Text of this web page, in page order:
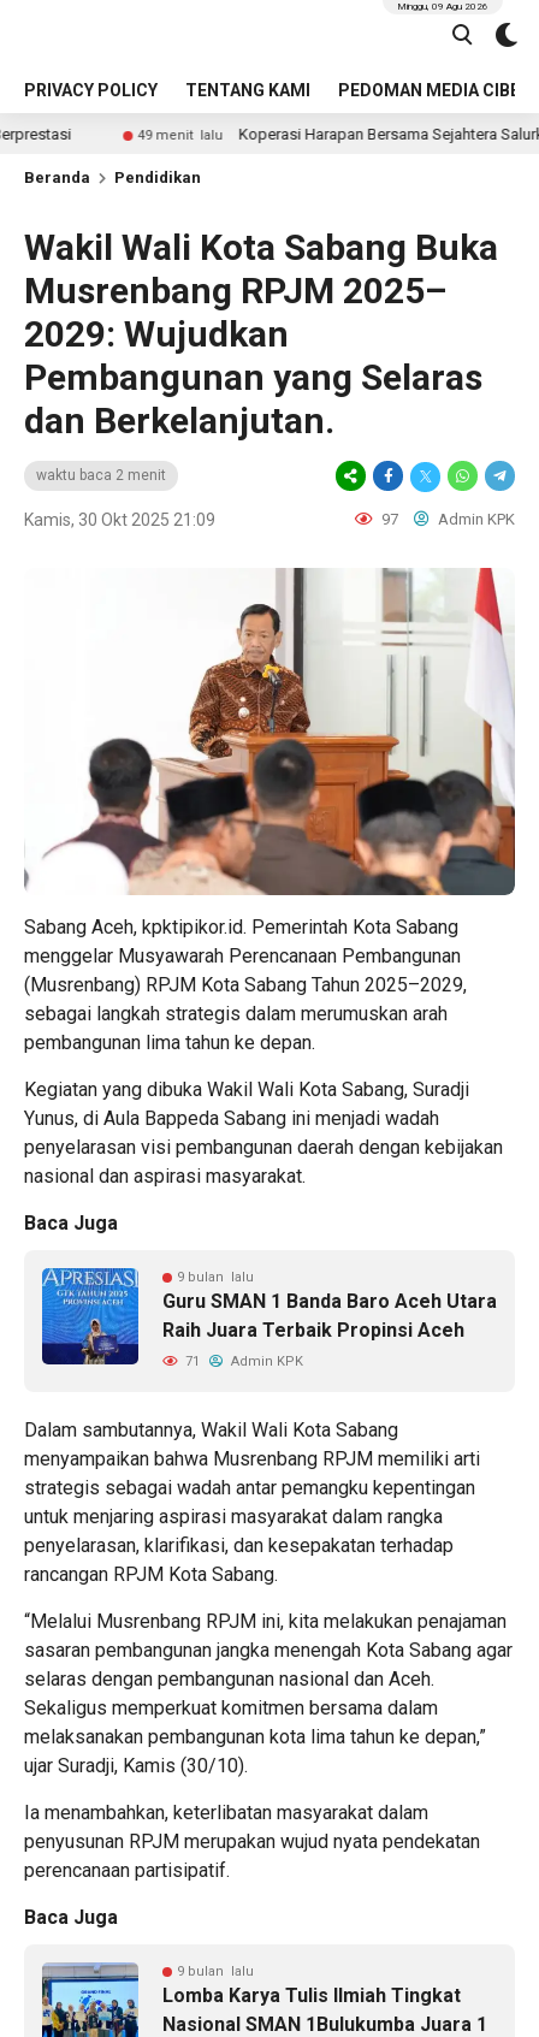
PRIVACY POLICY TENTANG KAMI PEDOMAN MEDIA CIBER
Minggu, 09 Agu 2026
49 menit lalu Koperasi Harapan Bersama Sejahtera Salurkan Dana CPP
Beranda Pendidikan
Wakil Wali Kota Sabang Buka
Musrenbang RPJM 2025–
2029: Wujudkan
Pembangunan yang Selaras
dan Berkelanjutan.
waktu baca 2 menit
Kamis, 30 Okt 2025 21:09 97 Admin KPK
Sabang Aceh, kpktipikor.id. Pemerintah Kota Sabang
menggelar Musyawarah Perencanaan Pembangunan
(Musrenbang) RPJM Kota Sabang Tahun 2025–2029,
sebagai langkah strategis dalam merumuskan arah
pembangunan lima tahun ke depan.
Kegiatan yang dibuka Wakil Wali Kota Sabang, Suradji
Yunus, di Aula Bappeda Sabang ini menjadi wadah
penyelarasan visi pembangunan daerah dengan kebijakan
nasional dan aspirasi masyarakat.
Baca Juga
9 bulan lalu
Guru SMAN 1 Banda Baro Aceh Utara
Raih Juara Terbaik Propinsi Aceh
71 Admin KPK
Dalam sambutannya, Wakil Wali Kota Sabang
menyampaikan bahwa Musrenbang RPJM memiliki arti
strategis sebagai wadah antar pemangku kepentingan
untuk menjaring aspirasi masyarakat dalam rangka
penyelarasan, klarifikasi, dan kesepakatan terhadap
rancangan RPJM Kota Sabang.
“Melalui Musrenbang RPJM ini, kita melakukan penajaman
sasaran pembangunan jangka menengah Kota Sabang agar
selaras dengan pembangunan nasional dan Aceh.
Sekaligus memperkuat komitmen bersama dalam
melaksanakan pembangunan kota lima tahun ke depan,”
ujar Suradji, Kamis (30/10).
Ia menambahkan, keterlibatan masyarakat dalam
penyusunan RPJM merupakan wujud nyata pendekatan
perencanaan partisipatif.
Baca Juga
9 bulan lalu
Lomba Karya Tulis Ilmiah Tingkat
Nasional SMAN 1Bulukumba Juara 1